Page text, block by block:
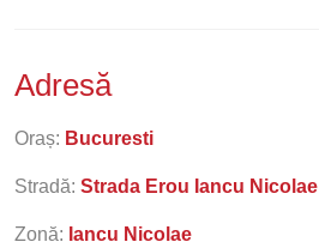
Adresă
Oraș: Bucuresti
Stradă: Strada Erou Iancu Nicolae
Zonă: Iancu Nicolae